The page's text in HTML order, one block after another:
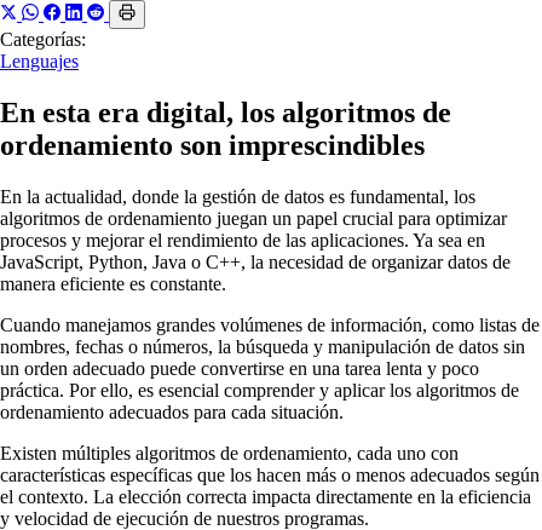
Categorías:
Lenguajes
En esta era digital, los algoritmos de
ordenamiento son imprescindibles
En la actualidad, donde la gestión de datos es fundamental, los
algoritmos de ordenamiento juegan un papel crucial para optimizar
procesos y mejorar el rendimiento de las aplicaciones. Ya sea en
JavaScript, Python, Java o C++, la necesidad de organizar datos de
manera eficiente es constante.
Cuando manejamos grandes volúmenes de información, como listas de
nombres, fechas o números, la búsqueda y manipulación de datos sin
un orden adecuado puede convertirse en una tarea lenta y poco
práctica. Por ello, es esencial comprender y aplicar los algoritmos de
ordenamiento adecuados para cada situación.
Existen múltiples algoritmos de ordenamiento, cada uno con
características específicas que los hacen más o menos adecuados según
el contexto. La elección correcta impacta directamente en la eficiencia
y velocidad de ejecución de nuestros programas.